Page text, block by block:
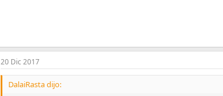
20 Dic 2017
DalaiRasta dijo: